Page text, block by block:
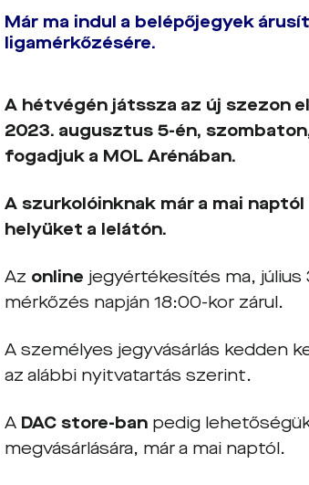
Már ma indul a belépőjegyek
ligamérkőzésére.
A hétvégén játssza az új szezon
2023. augusztus 5-én,
fogadjuk a MOL Arénában.
A szurkolóinknak már a mai
helyüket a lelátón.
Az online jegyértékesítés ma, július
mérkőzés napján 18:00-kor zárul.
A személyes jegyvásárlás kedden
az alábbi nyitvatartás szerint.
A DAC store-ban pedig
megvásárlására, már a mai naptól.